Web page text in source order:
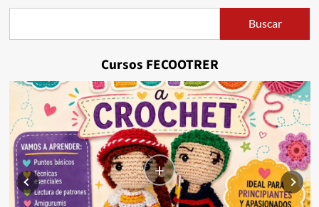
Buscar
Cursos FECOOTRER
+